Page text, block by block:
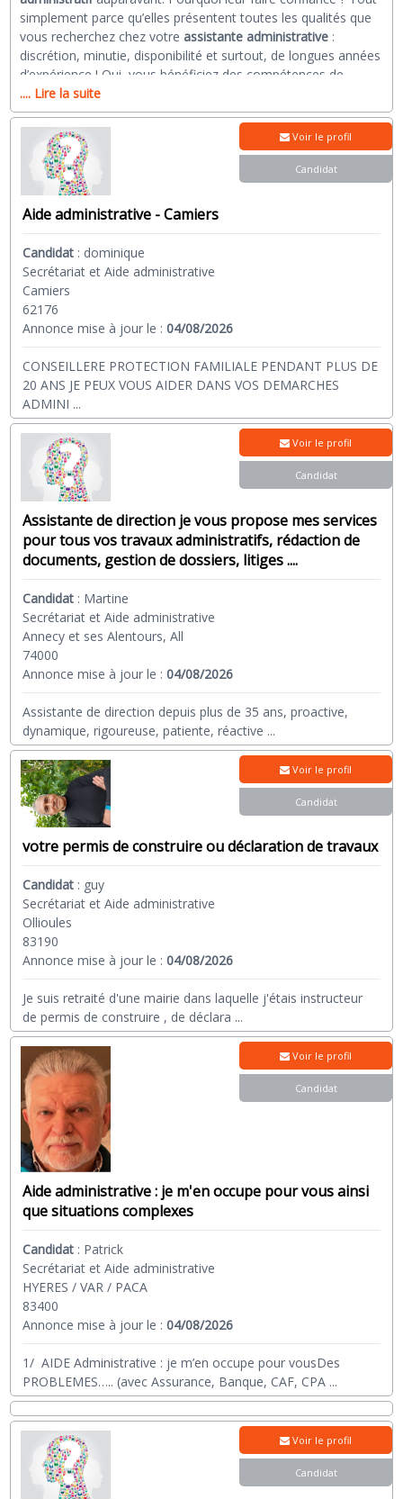
simplement parce qu’elles présentent toutes les qualités que
vous recherchez chez votre assistante administrative :
discrétion, minutie, disponibilité et surtout, de longues années
d’expérience ! Oui, vous bénéficiez des compétences de
seniors sérieuses, ayant déjà occupé un
directionpar exemple auparavant, le tout à des tarifs
attractifs. N’hésitez pas à leur faire confiance, et fiez-vous à
leur savoir-faire pour le traitement et la gestion de vos
dossiers administratifs. Une personne digne de confiance qui
vous épaulera dans vos tâches administratives.
Si vous êtes senior ou retraité.e et cherchez une
ou en entreprise, vous trouverez un
à
temps partielmais aussi à temps plein
Nous publions de nombreuses offres d'emploi en aide
administrative, parfois en télétravail. Une belle opportunité de
petit boulot pour retraités mais aussi d'emploi à temps
complet pour les seniors actifs.
Comment choisir un assistant administratif / secrétaire ?
Pour choisir un assistant administratif, il est recommandé de
vérifier son expérience professionnelle, ses compétences
spécifiques et de demander des références. Sur notre
plateforme, vous pouvez consulter les profils détaillés des
candidats, les secteurs dans lesquels ils ont travaillé et
échanger avec eux avant de faire votre choix.
Quels sont les avantages de recruter un senior pour de l'aide
Recruter un senior pour de l'aide administrative présente
plusieurs avantages, notamment leur expérience
professionnelle étendue, leur fiabilité, leur autonomie et leur
capacité à s'adapter rapidement aux besoins de l'entreprise
perspective précieuse grâce à leurs années d'expérience dans
le domaine.
Quelles tâches peuvent être déléguées à un assistant
administratif à domicile ?
Un assistant administratif à domicile peut prendre en charge
une variété de tâches, telles que la gestion des factures, la
des e-mails, etc. Leur expertise peut contribuer à soulager les
particuliers et les entreprises de nombreuses responsabilités
administratives.
.... Lire la suite
Aide administrative - Camiers
Candidat : dominique
Secrétariat et Aide administrative
Camiers
62176
Annonce mise à jour le :04/08/2026
CONSEILLERE PROTECTION FAMILIALE PENDANT PLUS DE
20 ANS JE PEUX VOUS AIDER DANS VOS DEMARCHES
ADMINI ...
Voir le profil
Candidat
Assistante de direction je vous propose mes services
pour tous vos travaux administratifs, rédaction de
documents, gestion de dossiers, litiges ....
Candidat : Martine
Secrétariat et Aide administrative
Annecy et ses Alentours, All
74000
Annonce mise à jour le :04/08/2026
Assistante de direction depuis plus de 35 ans, proactive,
dynamique, rigoureuse, patiente, réactive ...
Voir le profil
Candidat
votre permis de construire ou déclaration de travaux
Candidat : guy
Secrétariat et Aide administrative
Ollioules
83190
Annonce mise à jour le :04/08/2026
Je suis retraité d'une mairie dans laquelle j'étais instructeur
de permis de construire , de déclara ...
Voir le profil
Candidat
Aide administrative : je m'en occupe pour vous ainsi
que situations complexes
Candidat : Patrick
Secrétariat et Aide administrative
HYERES / VAR / PACA
83400
Annonce mise à jour le :04/08/2026
1/ AIDE Administrative : je m’en occupe pour vousDes
PROBLEMES….. (avec Assurance, Banque, CAF, CPA ...
Voir le profil
Candidat
Voir le profil
Candidat